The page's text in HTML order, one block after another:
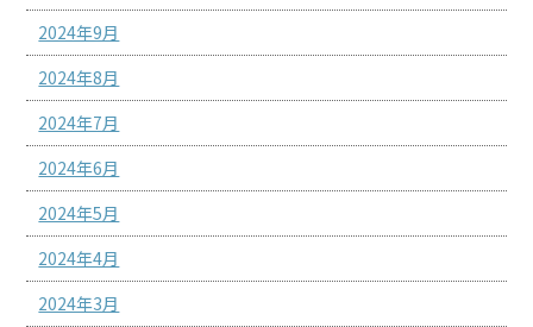
2024年9月
2024年8月
2024年7月
2024年6月
2024年5月
2024年4月
2024年3月